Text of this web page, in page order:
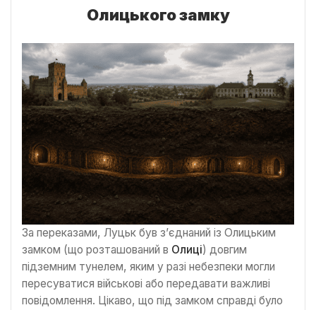
Олицького замку
За переказами, Луцьк був з’єднаний із Олицьким
замком (що розташований в Олиці) довгим
підземним тунелем, яким у разі небезпеки могли
пересуватися військові або передавати важливі
повідомлення. Цікаво, що під замком справді було